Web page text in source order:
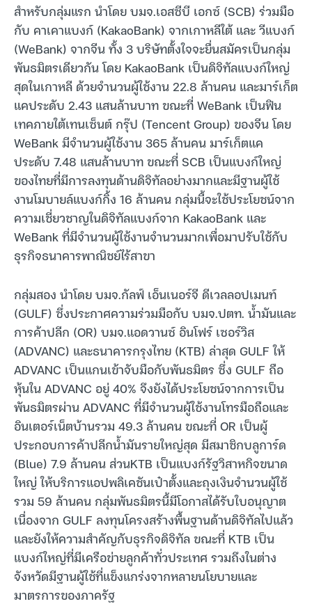
สำหรับกลุ่มแรก นำโดย บมจ.เอสซีบี เอกซ์ (SCB) ร่วมมือ
กับ คาเคาแบงก์ (KakaoBank) จากเกาหลีใต้ และ วีแบงก์
(WeBank) จากจีน ทั้ง 3 บริษัทตั้งใจจะยื่นสมัครเป็นกลุ่ม
พันธมิตรเดียวกัน โดย KakaoBank เป็นดิจิทัลแบงก์ใหญ่
สุดในเกาหลี ด้วยจำนวนผู้ใช้งาน 22.8 ล้านคน และมาร์เก็ต
แคประดับ 2.43 แสนล้านบาท ขณะที่ WeBank เป็นฟิน
เทคภายใต้เทนเซ็นต์ กรุ๊ป (Tencent Group) ของจีน โดย
WeBank มีจำนวนผู้ใช้งาน 365 ล้านคน มาร์เก็ตแค
ประดับ 7.48 แสนล้านบาท ขณะที่ SCB เป็นแบงก์ใหญ่
ของไทยที่มีการลงทุนด้านดิจิทัลอย่างมากและมีฐานผู้ใช้
งานโมบายล์แบงก์กิ้ง 16 ล้านคน กลุ่มนี้จะใช้ประโยชน์จาก
ความเชี่ยวชาญในดิจิทัลแบงก์จาก KakaoBank และ
WeBank ที่มีจำนวนผู้ใช้งานจำนวนมากเพื่อมาปรับใช้กับ
ธุรกิจธนาคารพาณิชย์ไร้สาขา
กลุ่มสอง นำโดย บมจ.กัลฟ์ เอ็นเนอร์จี ดีเวลลอปเมนท์
(GULF) ซึ่งประกาศความร่วมมือกับ บมจ.ปตท. น้ำมันและ
การค้าปลีก (OR) บมจ.แอดวานซ์ อินโฟร์ เซอร์วิส
(ADVANC) และธนาคารกรุงไทย (KTB) ล่าสุด GULF ให้
ADVANC เป็นแกนเข้าจับมือกับพันธมิตร ซึ่ง GULF ถือ
หุ้นใน ADVANC อยู่ 40% จึงยังได้ประโยชน์จากการเป็น
พันธมิตรผ่าน ADVANC ที่มีจำนวนผู้ใช้งานโทรมือถือและ
อินเตอร์เน็ตบ้านรวม 49.3 ล้านคน ขณะที่ OR เป็นผู้
ประกอบการค้าปลีกน้ำมันรายใหญ่สุด มีสมาชิกบลูการ์ด
(Blue) 7.9 ล้านคน ส่วนKTB เป็นแบงก์รัฐวิสาหกิจขนาด
ใหญ่ ให้บริการแอปพลิเคชันเป๋าตั้งและถุงเงินจำนวนผู้ใช้
รวม 59 ล้านคน กลุ่มพันธมิตรนี้มีโอกาสได้รับใบอนุญาต
เนื่องจาก GULF ลงทุนโครงสร้างพื้นฐานด้านดิจิทัลไปแล้ว
และยังให้ความสำคัญกับธุรกิจดิจิทัล ขณะที่ KTB เป็น
แบงก์ใหญ่ที่มีเครือข่ายลูกค้าทั่วประเทศ รวมถึงในต่าง
จังหวัดมีฐานผู้ใช้ที่แข็งแกร่งจากหลายนโยบายและ
มาตรการของภาครัฐ